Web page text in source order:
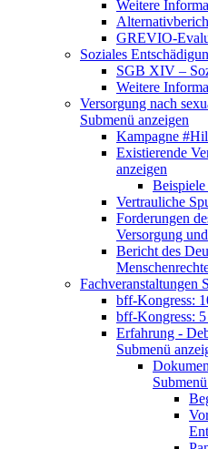
Weitere
GREVIO-
Soziales
SGB XIV –
Weitere
Versorgung nach
Submenü anzeigen
Kampagne
Existierende
anzeigen
Beispiele
Vertrauliche
Forderungen
Versorgung
Bericht des
Fachveranstaltungen
bff-Kongress:
bff-Kongress:
Erfahrung -
Submenü